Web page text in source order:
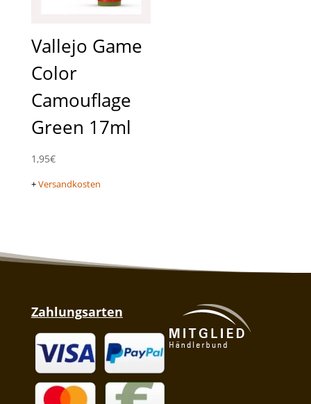
Vallejo Game
Color
Camouflage
Green 17ml
1,95€
+Versandkosten
Zahlungsarten